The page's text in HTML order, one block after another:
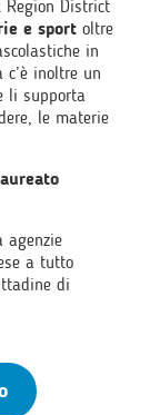
Region District
e sport oltre
in
inoltre un
li supporta
le materie
agenzie
a tutto
di